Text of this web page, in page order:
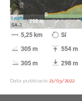
Data publicació 21/03/2022